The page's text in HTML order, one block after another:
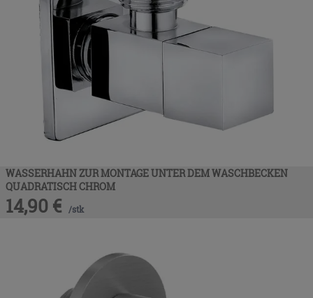
WASSERHAHN ZUR MONTAGE UNTER DEM WASCHBECKEN
QUADRATISCH CHROM
14,90 € /stk